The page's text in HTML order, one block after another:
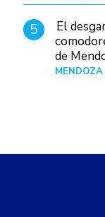
5
El
de
MENDOZA